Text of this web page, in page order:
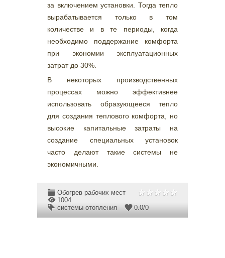
за включением установки. Тогда тепло
вырабатывается только в том
количестве и в те периоды, когда
необходимо поддержание комфорта
при экономии эксплуатационных
затрат до 30%.
В некоторых производственных
процессах можно эффективнее
использовать образующееся тепло
для создания теплового комфорта, но
высокие капитальные затраты на
создание специальных установок
часто делают такие системы не
экономичными.
Обогрев рабочих мест
1004
системы отопления
0.0/0